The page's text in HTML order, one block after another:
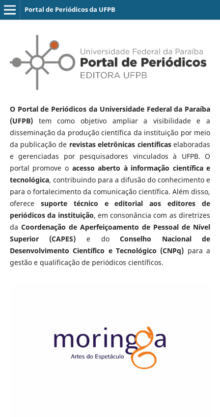
Portal de Periódicos da UFPB
O Portal de Periódicos da Universidade Federal da Paraíba
(UFPB)tem como objetivo ampliar a visibilidade e a
disseminação da produção científica da instituição por meio
da publicação de revistas eletrônicas científicaselaboradas
e gerenciadas por pesquisadores vinculados à UFPB. O
portal promove o acesso aberto à informação científica e
tecnológica, contribuindo para a difusão do conhecimento e
para o fortalecimento da comunicação científica. Além disso,
oferece suporte técnico e editorial aos editores de
periódicos da instituição, em consonância com as diretrizes
da Coordenação de Aperfeiçoamento de Pessoal de Nível
Superior (CAPES) e doConselho Nacional de
Desenvolvimento Científico e Tecnológico (CNPq) para a
gestão e qualificação de periódicos científicos.